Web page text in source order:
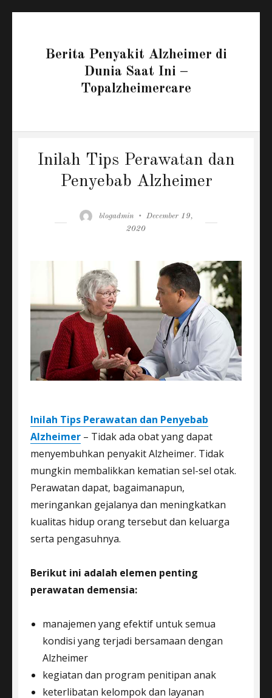
Berita Penyakit Alzheimer di
Dunia Saat Ini –
Topalzheimercare
Inilah Tips Perawatan dan
Penyebab Alzheimer
Author
blogadmin
Posted
on
December 19,
2020
Inilah Tips Perawatan dan Penyebab
Alzheimer – Tidak ada obat yang dapat
menyembuhkan penyakit Alzheimer. Tidak
mungkin membalikkan kematian sel-sel otak.
Perawatan dapat, bagaimanapun,
meringankan gejalanya dan meningkatkan
kualitas hidup orang tersebut dan keluarga
serta pengasuhnya.
Berikut ini adalah elemen penting
perawatan demensia:
manajemen yang efektif untuk semua
kondisi yang terjadi bersamaan dengan
Alzheimer
kegiatan dan program penitipan anak
keterlibatan kelompok dan layanan